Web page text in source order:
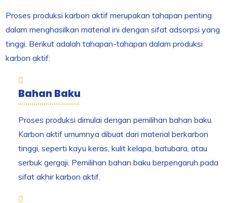
Proses produksi karbon aktif merupakan tahapan penting
dalam menghasilkan material ini dengan sifat adsorpsi yang
tinggi. Berikut adalah tahapan-tahapan dalam produksi
karbon aktif:
Bahan Baku
Proses produksi dimulai dengan pemilihan bahan baku.
Karbon aktif umumnya dibuat dari material berkarbon
tinggi, seperti kayu keras, kulit kelapa, batubara, atau
serbuk gergaji. Pemilihan bahan baku berpengaruh pada
sifat akhir karbon aktif.